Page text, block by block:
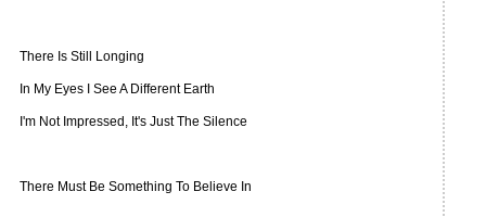
There Is Still Longing
In My Eyes I See A Different Earth
I'm Not Impressed, It's Just The Silence
There Must Be Something To Believe In